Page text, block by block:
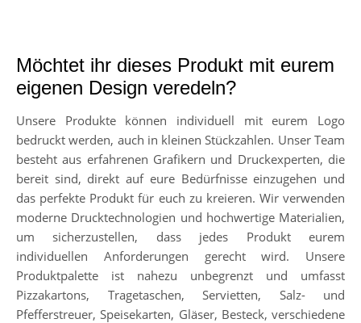
Möchtet ihr dieses Produkt mit eurem
eigenen Design veredeln?
Unsere Produkte können individuell mit eurem Logo
bedruckt werden, auch in kleinen Stückzahlen. Unser Team
besteht aus erfahrenen Grafikern und Druckexperten, die
bereit sind, direkt auf eure Bedürfnisse einzugehen und
das perfekte Produkt für euch zu kreieren. Wir verwenden
moderne Drucktechnologien und hochwertige Materialien,
um sicherzustellen, dass jedes Produkt eurem
individuellen Anforderungen gerecht wird. Unsere
Produktpalette ist nahezu unbegrenzt und umfasst
Pizzakartons, Tragetaschen, Servietten, Salz- und
Pfefferstreuer, Speisekarten, Gläser, Besteck, verschiedene